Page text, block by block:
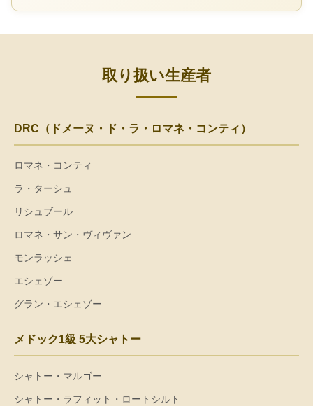
取り扱い生産者
DRC（ドメーヌ・ド・ラ・ロマネ・コンティ）
ロマネ・コンティ
ラ・ターシュ
リシュブール
ロマネ・サン・ヴィヴァン
モンラッシェ
エシェゾー
グラン・エシェゾー
メドック1級 5大シャトー
シャトー・マルゴー
シャトー・ラフィット・ロートシルト